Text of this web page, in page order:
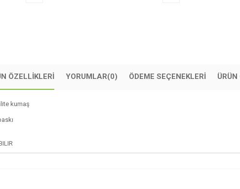
ÖZELLIKLERI YORUMLAR(0) ÖDEME SEÇENEKLERI ÜRÜN
kumaş